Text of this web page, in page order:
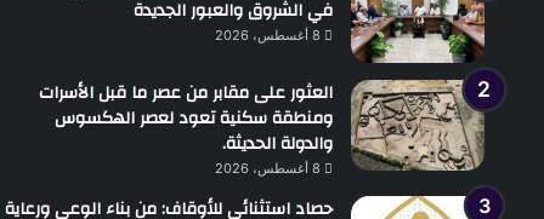
في الشروق والعبور الجديدة
8 أغسطس، 2026
العثور على مقابر من عصر ما قبل الأسرات
ومنطقة سكنية تعود لعصر الهكسوس
والدولة الحديثة.
8 أغسطس، 2026
حصاد استثنائي للأوقاف: من بناء الوعي ورعاية